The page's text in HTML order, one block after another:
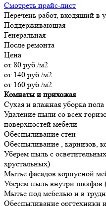
Смотреть прайс-лист
Перечень работ, входящий в
Поддерживающая
Генеральная
После ремонта
Цена
от 80 руб./м2
от 140 руб./м2
от 160 руб./м2
Комнаты и прихожая
Сухая и влажная уборка
Удаление пыли со всех
поверхностей мебели
Обеспыливание стен
Обеспыливание , карнизов,
Уберем пыль с
хрустальных)
Мытье фасадов корпусной
Уберем пыль внутри шкафов
Мытье под мебелью и в
Обеспыливание оргтехники